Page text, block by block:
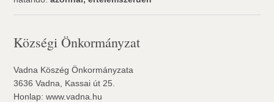
Községi Önkormányzat
Vadna Köszég Önkormányzata
3636 Vadna, Kassai út 25.
Honlap: www.vadna.hu